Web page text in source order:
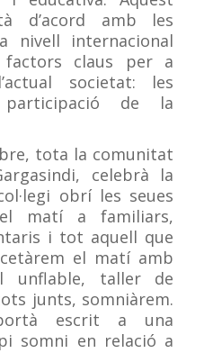
d’acord amb les
nivell internacional
factors claus per a
societat: les
de la
tota la comunitat
celebrà la
obrí les seues
matí a familiars,
i tot aquell que
el matí amb
unflable, taller de
junts, somniàrem.
escrit a una
somni en relació a